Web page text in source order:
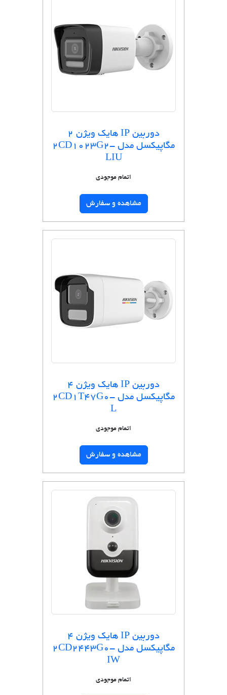
دوربین IP هایک ویژن 2
مگاپیکسل مدل 2CD1023G2-
LIU
اتمام موجودی
مشاهده و سفارش
دوربین IP هایک ویژن 4
مگاپیکسل مدل 2CD1T47G0-
L
اتمام موجودی
مشاهده و سفارش
دوربین IP هایک ویژن 4
مگاپیکسل مدل 2CD2443G0-
IW
اتمام موجودی